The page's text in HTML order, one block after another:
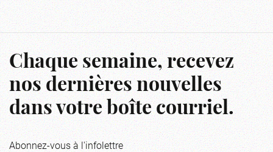
Chaque semaine, recevez
nos dernières nouvelles
dans votre boîte courriel.
Abonnez-vous à l'infolettre